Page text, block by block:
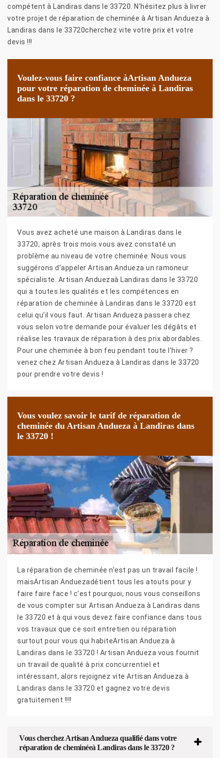
compétent à Landiras dans le 33720. N’hésitez plus à livrer
votre projet de réparation de cheminée à Artisan Andueza à
Landiras dans le 33720cherchez vite votre prix et votre
devis !!!
Voulez-vous faire confiance àArtisan Andueza
pour votre réparation de cheminée à Landiras
dans le 33720 ?
Vous avez acheté une maison à Landiras dans le
33720, après trois mois vous avez constaté un
problème au niveau de votre cheminée. Nous vous
suggérons d’appeler Artisan Andueza un ramoneur
spécialiste. Artisan Anduezaà Landiras dans le 33720
qui a toutes les qualités et les compétences en
réparation de cheminée à Landiras dans le 33720 est
celui qu’il vous faut. Artisan Andueza passera chez
vous selon votre demande pour évaluer les dégâts et
réalise les travaux de réparation à des prix abordables.
Pour une cheminée à bon feu pendant toute l’hiver ?
venez chez Artisan Andueza à Landiras dans le 33720
pour prendre votre devis !
Vous voulez savoir le tarif de réparation de
cheminée du Artisan Andueza à Landiras dans
le 33720 !
La réparation de cheminée n’est pas un travail facile !
maisArtisan Anduezadétient tous les atouts pour y
faire faire face ! c’est pourquoi, nous vous conseillons
de vous compter sur Artisan Andueza à Landiras dans
le 33720 et à qui vous devez faire confiance dans tous
vos travaux que ce soit entretien ou réparation
surtout pour vous qui habiteArtisan Andueza à
Landiras dans le 33720 ! Artisan Andueza vous fournit
un travail de qualité à prix concurrentiel et
intéressant, alors rejoignez vite Artisan Andueza à
Landiras dans le 33720 et gagnez votre devis
gratuitement !!!!
Vous cherchez Artisan Andueza qualifié dans votre
réparation de cheminéeà Landiras dans le 33720 ?